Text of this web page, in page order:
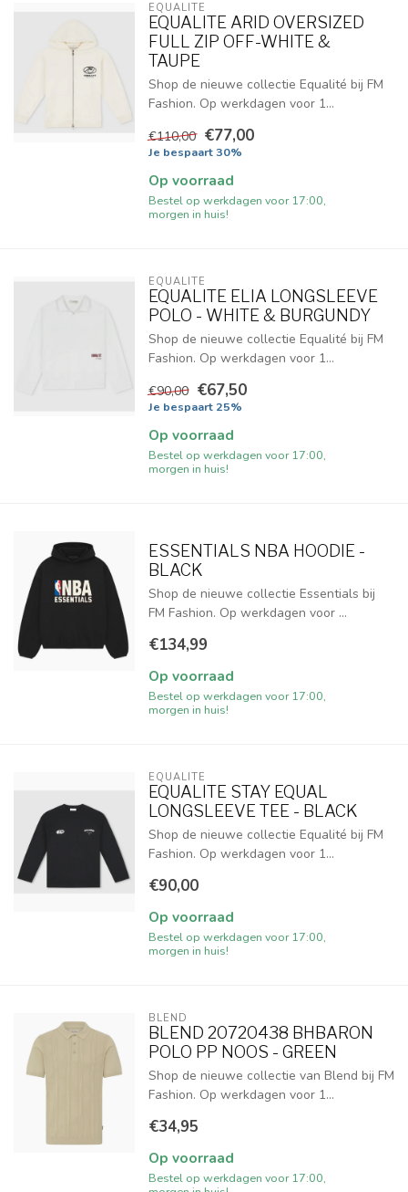
EQUALITÉ
EQUALITE ARID OVERSIZED
FULL ZIP OFF-WHITE &
TAUPE
Shop de nieuwe collectie Equalité bij FM
Fashion. Op werkdagen voor 1...
€110,00 €77,00
Je bespaart 30%
Op voorraad
Bestel op werkdagen voor 17:00,
morgen in huis!
EQUALITÉ
EQUALITE ELIA LONGSLEEVE
POLO - WHITE & BURGUNDY
Shop de nieuwe collectie Equalité bij FM
Fashion. Op werkdagen voor 1...
€90,00 €67,50
Je bespaart 25%
Op voorraad
Bestel op werkdagen voor 17:00,
morgen in huis!
ESSENTIALS NBA HOODIE -
BLACK
Shop de nieuwe collectie Essentials bij
FM Fashion. Op werkdagen voor ...
€134,99
Op voorraad
Bestel op werkdagen voor 17:00,
morgen in huis!
EQUALITÉ
EQUALITE STAY EQUAL
LONGSLEEVE TEE - BLACK
Shop de nieuwe collectie Equalité bij FM
Fashion. Op werkdagen voor 1...
€90,00
Op voorraad
Bestel op werkdagen voor 17:00,
morgen in huis!
BLEND
BLEND 20720438 BHBARON
POLO PP NOOS - GREEN
Shop de nieuwe collectie van Blend bij FM
Fashion. Op werkdagen voor 1...
€34,95
Op voorraad
Bestel op werkdagen voor 17:00,